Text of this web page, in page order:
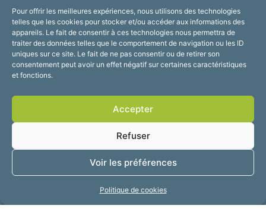
Pour offrir les meilleures expériences, nous utilisons des technologies
telles que les cookies pour stocker et/ou accéder aux informations des
appareils. Le fait de consentir à ces technologies nous permettra de
traiter des données telles que le comportement de navigation ou les ID
uniques sur ce site. Le fait de ne pas consentir ou de retirer son
consentement peut avoir un effet négatif sur certaines caractéristiques
et fonctions.
Accepter
Refuser
Voir les préférences
Politique de cookies